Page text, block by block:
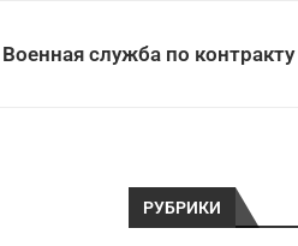
Военная служба по контракту
РУБРИКИ